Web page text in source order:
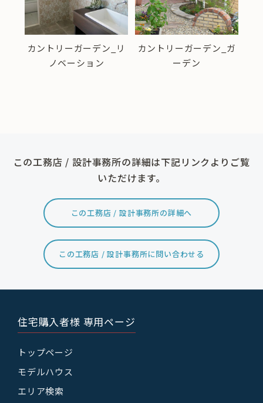
カントリーガーデン_リ
ノベーション
カントリーガーデン_ガ
ーデン
この工務店 / 設計事務所の詳細は下記リンクよりご覧
いただけます。
この工務店 / 設計事務所の詳細へ
この工務店 / 設計事務所に問い合わせる
住宅購入者様 専用ページ
トップページ
モデルハウス
エリア検索